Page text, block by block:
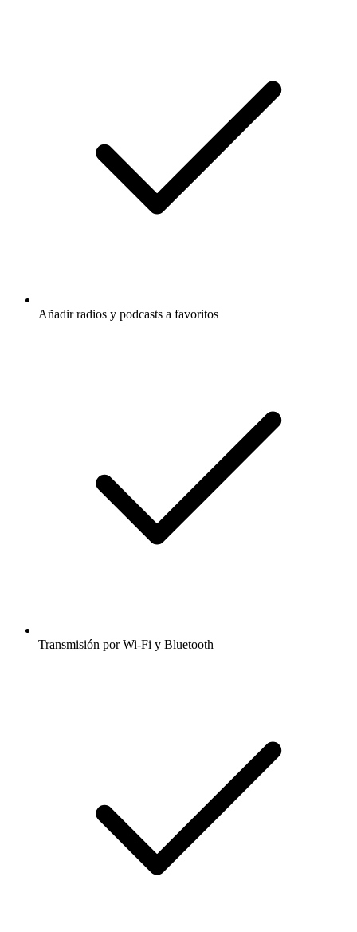
Añadir radios y podcasts a favoritos
Transmisión por Wi-Fi y Bluetooth